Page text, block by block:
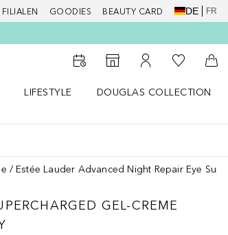
FILIALEN GOODIES BEAUTY CARD DE FR
Zum Storefinder
Zu Meinem
Zu Meiner
LIFESTYLE
DOUGLAS COLLECTION
Estée Lauder Advanced Night Repair Eye
GEL-CREME